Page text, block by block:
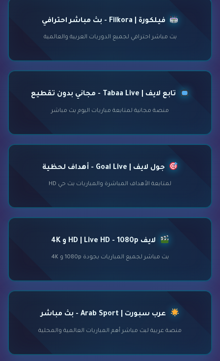
فيلكورة | Filkora - بث مباشر احترافي
بث مباشر احترافي لجميع الدوريات العربية والعالمية
تابع لايف | Tabaa Live - مجاني بدون تقطيع
منصة مجانية لمتابعة مباريات اليوم بث مباشر
جول لايف | Goal Live - أهداف لحظية
لمتابعة الأهداف المباشرة والمباريات بث حي HD
لايف HD | Live HD - 1080p و 4K
بث مباشر لجميع المباريات بجودة 1080p و 4K
عرب سبورت | Arab Sport - بث مباشر
منصة عربية لبث مباشر أهم المباريات العالمية والمحلية